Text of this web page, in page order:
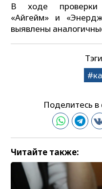
В ходе проверки
«Айгейм» и
выявлены
Поделитесь в
Читайте также: